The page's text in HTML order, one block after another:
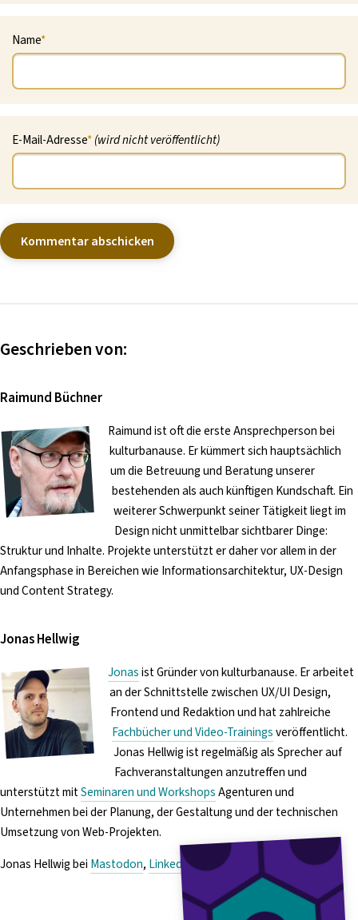
Name*
E-Mail-Adresse*(wird nicht veröffentlicht)
Geschrieben von:
Raimund Büchner
Raimund ist oft die erste Ansprechperson bei
kulturbanause. Er kümmert sich hauptsächlich
um die Betreuung und Beratung unserer
bestehenden als auch künftigen Kundschaft. Ein
weiterer Schwerpunkt seiner Tätigkeit liegt im
Design nicht unmittelbar sichtbarer Dinge:
Struktur und Inhalte. Projekte unterstützt er daher vor allem in der
Anfangsphase in Bereichen wie Informationsarchitektur, UX-Design
und Content Strategy.
Jonas Hellwig
Jonasist Gründer von kulturbanause. Er arbeitet
an der Schnittstelle zwischen UX/UI Design,
Frontend und Redaktion und hat zahlreiche
Fachbücher und Video-Trainingsveröffentlicht.
Jonas Hellwig ist regelmäßig als Sprecher auf
Fachveranstaltungen anzutreffen und
unterstützt mitSeminaren und WorkshopsAgenturen und
Unternehmen bei der Planung, der Gestaltung und der technischen
Umsetzung von Web-Projekten.
Jonas Hellwig bei Mastodon, LinkedIn, Xingund